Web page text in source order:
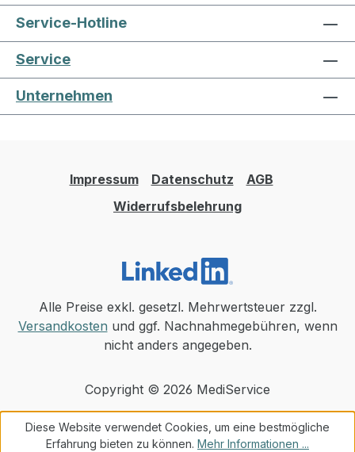
Service-Hotline
Service
Unternehmen
Impressum Datenschutz
AGB
Widerrufsbelehrung
Alle Preise exkl. gesetzl. Mehrwertsteuer zzgl.
Versandkosten und ggf. Nachnahmegebühren, wenn
nicht anders angegeben.
Copyright © 2026 MediService
Diese Website verwendet Cookies, um eine bestmögliche
Erfahrung bieten zu können. Mehr Informationen ...